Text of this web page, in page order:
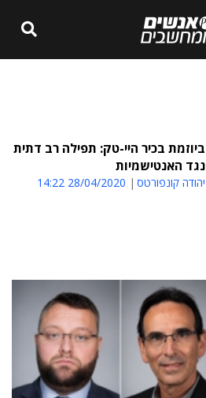
ביוזמת בכיר היי-טק: תפילה רב דתית
נגד האנטישמיות
יהודה קונפורטס 28/04/2020 14:22